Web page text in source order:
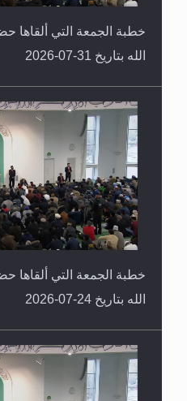
خطبة الجمعة التي ألقاها
الله بتاريخ 31-07-2026
خطبة الجمعة التي ألقاها
الله بتاريخ 24-07-2026